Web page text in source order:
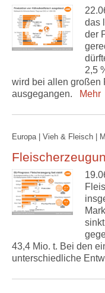
das
der
2,5
wird bei allen großen
ausgegangen.
Mehr
Europa | Vieh & Fleisch |
43,4 Mio. t. Bei den
unterschiedliche